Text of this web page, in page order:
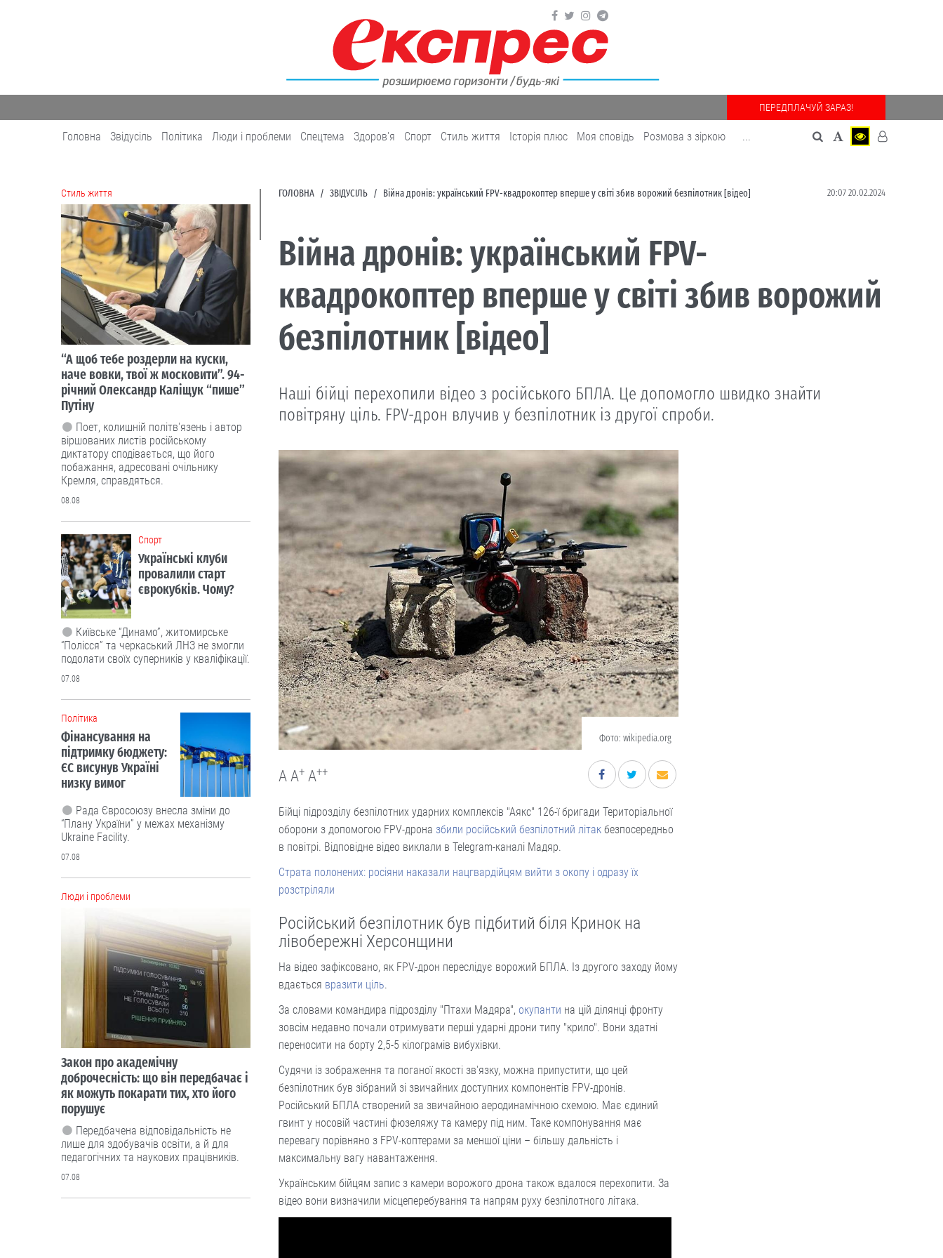
ПЕРЕДПЛАЧУЙ ЗАРАЗ!
Головна Звідусіль Політика Люди і проблеми Спецтема Здоров'я Cпорт Cтиль життя Історія плюс Моя сповідь Розмова з зіркою ...
ГОЛОВНА ЗВІДУСІЛЬ Війна дронів: український FPV-квадрокоптер вперше у світі збив ворожий безпілотник [відео] 20:07 20.02.2024
Війна дронів: український FPV-
квадрокоптер вперше у світі збив ворожий
безпілотник [відео]
Наші бійці перехопили відео з російського БПЛА. Це допомогло швидко знайти
повітряну ціль. FPV-дрон влучив у безпілотник із другої спроби.
Фото: wikipedia.org
A A+ A++
Бійці підрозділу безпілотних ударних комплексів "Аякс" 126-ї бригади Територіальної
оборони з допомогою FPV-дрона збили російський безпілотний літак безпосередньо
в повітрі. Відповідне відео виклали в Telegram-каналі Мадяр.
Страта полонених: росіяни наказали нацгвардійцям вийти з окопу і одразу їх
розстріляли
Російський безпілотник був підбитий біля Кринок на
лівобережні Херсонщини
На відео зафіксовано, як FPV-дрон переслідує ворожий БПЛА. Із другого заходу йому
вдається вразити ціль.
За словами командира підрозділу "Птахи Мадяра", окупанти на цій ділянці фронту
зовсім недавно почали отримувати перші ударні дрони типу "крило". Вони здатні
переносити на борту 2,5-5 кілограмів вибухівки.
Судячи із зображення та поганої якості зв'язку, можна припустити, що цей
безпілотник був зібраний зі звичайних доступних компонентів FPV-дронів.
Російський БПЛА створений за звичайною аеродинамічною схемою. Має єдиний
гвинт у носовій частині фюзеляжу та камеру під ним. Таке компонування має
перевагу порівняно з FPV-коптерами за меншої ціни – більшу дальність і
максимальну вагу навантаження.
Українським бійцям запис з камери ворожого дрона також вдалося перехопити. За
відео вони визначили місцеперебування та напрям руху безпілотного літака.
Cтиль життя
“А щоб тебе роздерли на куски,
наче вовки, твої ж московити”. 94-
річний Олександр Каліщук “пише”
Путіну
Поет, колишній політв'язень і автор
віршованих листів російському
диктатору сподівається, що його
побажання, адресовані очільнику
Кремля, справдяться.
08.08
Cпорт
Українські клуби
провалили старт
єврокубків. Чому?
Київське “Динамо”, житомирське
“Полісся” та черкаський ЛНЗ не змогли
подолати своїх суперників у кваліфікації.
07.08
Політика
Фінансування на
підтримку бюджету:
ЄС висунув Україні
низку вимог
Рада Євросоюзу внесла зміни до
“Плану України” у межах механізму
Ukraine Facility.
07.08
Люди і проблеми
Закон про академічну
доброчесність: що він передбачає і
як можуть покарати тих, хто його
порушує
Передбачена відповідальність не
лише для здобувачів освіти, а й для
педагогічних та наукових працівників.
07.08